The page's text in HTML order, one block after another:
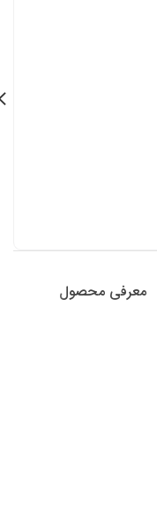
معرفی محصول